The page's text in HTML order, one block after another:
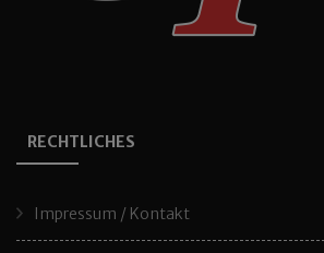
RECHTLICHES
Impressum / Kontakt